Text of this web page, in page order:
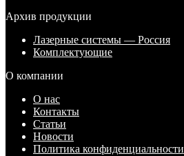
Архив продукции
Лазерные системы — Россия
Комплектующие
О компании
О нас
Контакты
Статьи
Новости
Политика конфиденциальности